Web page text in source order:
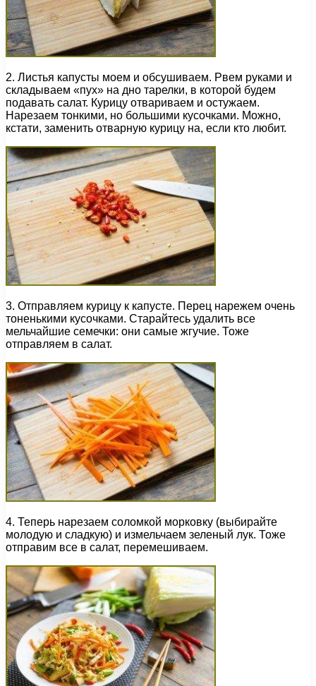
2. Листья капусты моем и обсушиваем. Рвем руками и
складываем «пух» на дно тарелки, в которой будем
подавать салат. Курицу отвариваем и остужаем.
Нарезаем тонкими, но большими кусочками. Можно,
кстати, заменить отварную курицу на, если кто любит.
3. Отправляем курицу к капусте. Перец нарежем очень
тоненькими кусочками. Старайтесь удалить все
мельчайшие семечки: они самые жгучие. Тоже
отправляем в салат.
4. Теперь нарезаем соломкой морковку (выбирайте
молодую и сладкую) и измельчаем зеленый лук. Тоже
отправим все в салат, перемешиваем.